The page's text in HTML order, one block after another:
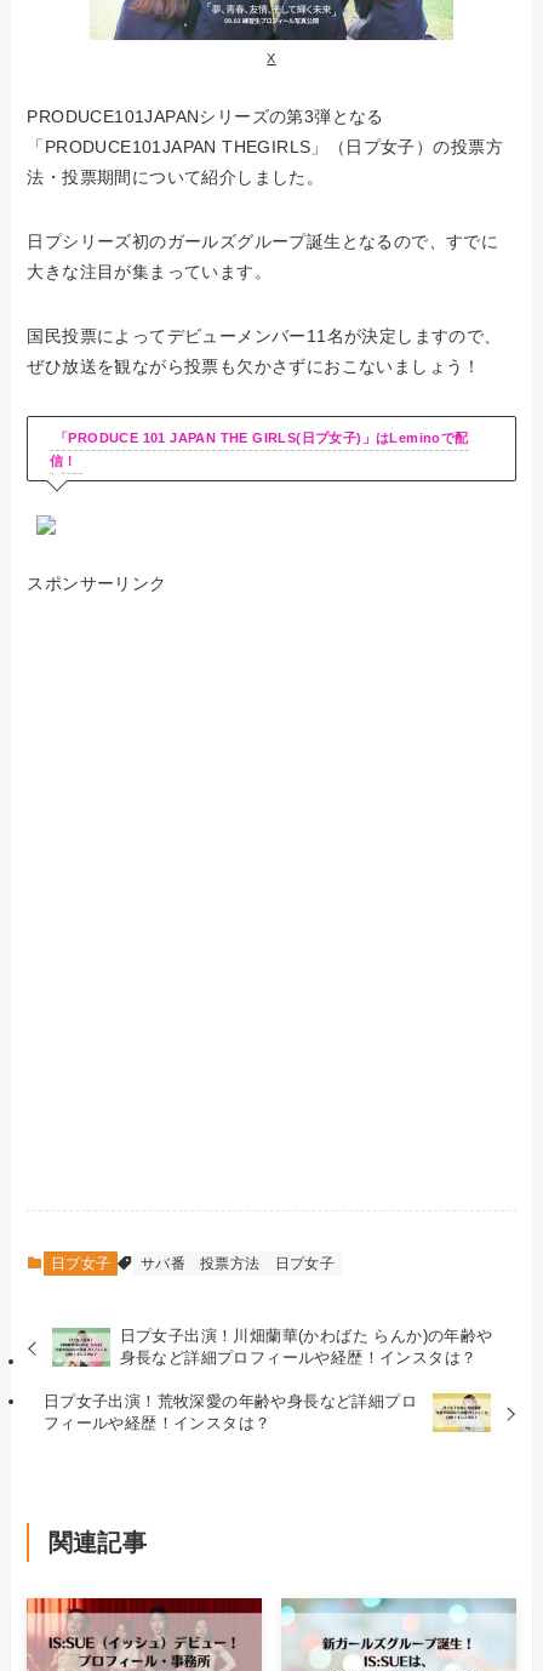
X
PRODUCE101JAPANシリーズの第3弾となる
「PRODUCE101JAPAN THEGIRLS」（日プ女子）の投票方
法・投票期間について紹介しました。
日プシリーズ初のガールズグループ誕生となるので、すでに
大きな注目が集まっています。
国民投票によってデビューメンバー11名が決定しますので、
ぜひ放送を観ながら投票も欠かさずにおこないましょう！
「PRODUCE 101 JAPAN THE GIRLS(日プ女子)」はLeminoで配
信！
スポンサーリンク
日プ女子 サバ番 投票方法 日プ女子
日プ女子出演！川畑蘭華(かわばた らんか)の年齢や
身長など詳細プロフィールや経歴！インスタは？
日プ女子出演！荒牧深愛の年齢や身長など詳細プロ
フィールや経歴！インスタは？
関連記事